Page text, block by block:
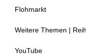
Flohmarkt
Weitere Themen |
YouTube